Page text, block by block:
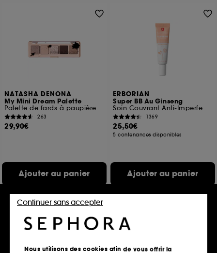
NATASHA DENONA
My Mini Dream Palette
Palette de fards à paupière
263
29,90€
Ajouter au panier
ERBORIAN
Super BB Au Ginseng
Soin Couvrant Anti-Imperfections Format Voyage
1369
25,50€
5 contenances disponibles
Ajouter au panier
Nous utilisons des cookies afin de vous offrir la
Continuer sans accepter